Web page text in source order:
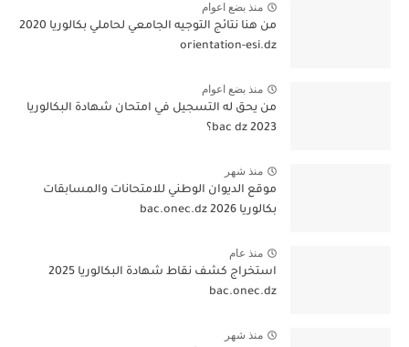
منذ بضع اعوام
من هنا نتائج التوجيه الجامعي لحاملي بكالوريا 2020
orientation-esi.dz
منذ بضع اعوام
من يحق له التسجيل في امتحان شهادة البكالوريا
bac dz 2023؟
منذ شهر
موقع الديوان الوطني للامتحانات والمسابقات
بكالوريا 2026 bac.onec.dz
منذ عام
استخراج كشف نقاط شهادة البكالوريا 2025
bac.onec.dz
منذ شهر